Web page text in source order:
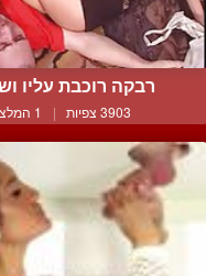
רבקה רוכבת עליו
3903 צפיות | 1 המלצות